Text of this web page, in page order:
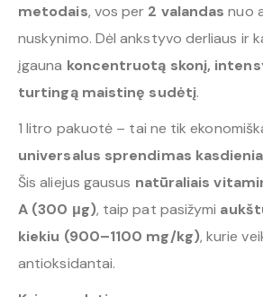
metodais, vos per 2 valandas nuo
nuskynimo. Dėl ankstyvo derliaus ir
įgauna koncentruotą skonį,
turtingą maistinę sudėtį.
1 litro pakuotė – tai ne tik
universalus sprendimas
Šis aliejus gausus natūraliais
A (300 μg), taip pat pasižymi
kiekiu (900–1100 mg/kg), kurie
antioksidantai.